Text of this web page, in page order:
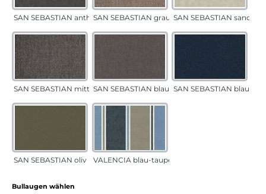
SAN SEBASTIAN anthrazitSAN SEBASTIAN grau-sandSAN SEBASTIAN sand
SAN SEBASTIAN mittelgrauSAN SEBASTIAN blau-sandSAN SEBASTIAN blau
SAN SEBASTIAN oliv VALENCIA blau-taupe
Bullaugen wählen